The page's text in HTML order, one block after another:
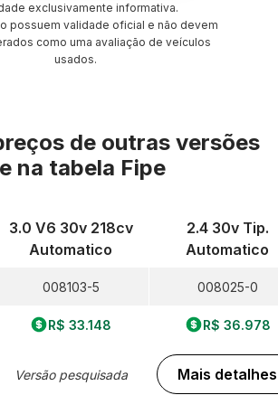
exclusivamente informativa.
possuem validade oficial e não devem
como uma avaliação de veículos
usados.
de outras versões
na tabela Fipe
3.0 V6 30v 218cv
Automatico
008103-5
R$ 33.148
Versão pesquisada
2.4 30v Tip.
Automatico
008025-0
R$ 36.978
Mais detalhes